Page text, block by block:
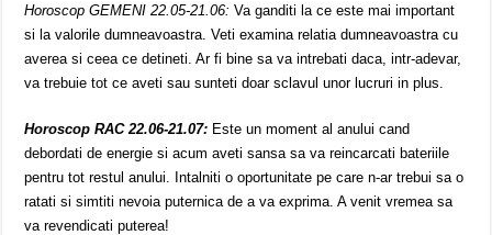
Horoscop GEMENI 22.05-21.06: Va ganditi la ce este mai important
si la valorile dumneavoastra. Veti examina relatia dumneavoastra cu
averea si ceea ce detineti. Ar fi bine sa va intrebati daca, intr-adevar,
va trebuie tot ce aveti sau sunteti doar sclavul unor lucruri in plus.
Horoscop RAC 22.06-21.07: Este un moment al anului cand
debordati de energie si acum aveti sansa sa va reincarcati bateriile
pentru tot restul anului. Intalniti o oportunitate pe care n-ar trebui sa o
ratati si simtiti nevoia puternica de a va exprima. A venit vremea sa
va revendicati puterea!